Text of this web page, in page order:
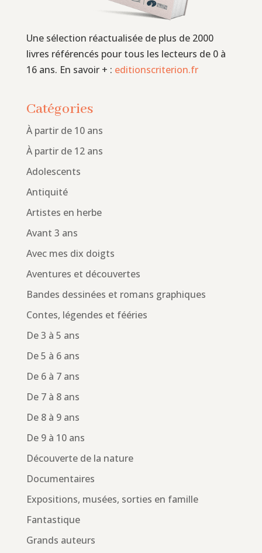
Une sélection réactualisée de plus de 2000
livres référencés pour tous les lecteurs de 0 à
16 ans. En savoir + : editionscriterion.fr
Catégories
À partir de 10 ans
À partir de 12 ans
Adolescents
Antiquité
Artistes en herbe
Avant 3 ans
Avec mes dix doigts
Aventures et découvertes
Bandes dessinées et romans graphiques
Contes, légendes et fééries
De 3 à 5 ans
De 5 à 6 ans
De 6 à 7 ans
De 7 à 8 ans
De 8 à 9 ans
De 9 à 10 ans
Découverte de la nature
Documentaires
Expositions, musées, sorties en famille
Fantastique
Grands auteurs